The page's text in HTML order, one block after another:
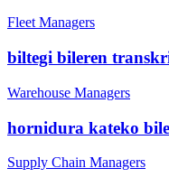
Fleet Managers
biltegi bileren
Warehouse Managers
hornidura kateko
Supply Chain Managers